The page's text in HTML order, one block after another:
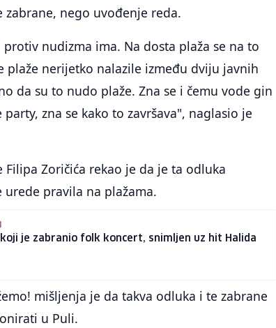
nego uvođenje reda.
nudizma ima. Na dosta plaža se na to
plaže nerijetko nalazile između dviju javnih
da su to nudo plaže. Zna se i čemu vode gin
zna se kako to završava", naglasio je
Filipa Zoričića rekao je da je ta odluka
urede pravila na plažama.
koji je zabranio folk koncert, snimljen uz hit Halida
mišljenja je da takva odluka i te zabrane
u Puli.